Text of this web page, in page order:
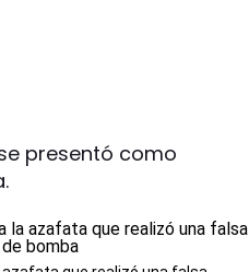
presentó como